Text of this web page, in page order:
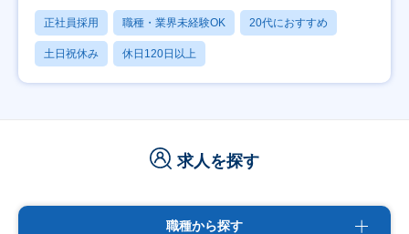
正社員採用 職種・業界未経験OK 20代におすすめ
土日祝休み 休日120日以上
求人を探す
職種から探す